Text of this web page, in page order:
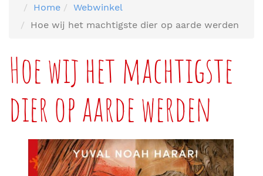
Home
Webwinkel
Hoe wij het machtigste dier op aarde werden
Hoe wij het machtigste
dier op aarde werden